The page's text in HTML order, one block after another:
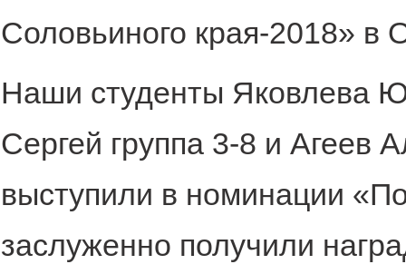
Соловьиного края-2018»
Наши студенты Яковлева
Сергей группа 3-8 и Агеев
выступили в номинации
заслуженно получили